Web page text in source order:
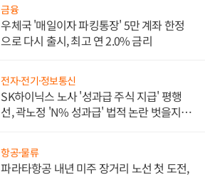
금융
우체국 '매일이자 파킹통장' 5만 계좌 한정
으로 다시 출시, 최고 연 2.0% 금리
전자·전기·정보통신
SK하이닉스 노사 '성과급 주식 지급' 평행
선, 곽노정 'N% 성과급' 법적 논란 벗을지 주
항공·물류
파라타항공 내년 미주 장거리 노선 첫 도전,